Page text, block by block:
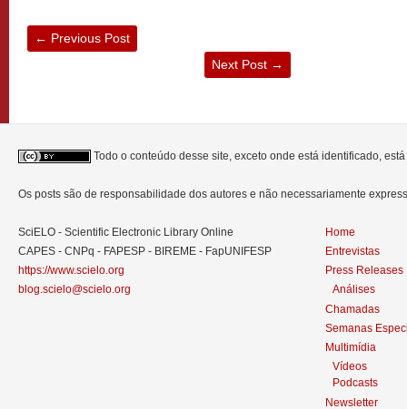
← Previous Post
Next Post →
Todo o conteúdo desse site, exceto onde está identificado,
Os posts são de responsabilidade dos autores e não necessariamente
SciELO - Scientific Electronic Library Online
CAPES - CNPq - FAPESP - BIREME - FapUNIFESP
https://www.scielo.org
blog.scielo@scielo.org
Home
Entrevistas
Press Releases
Análises
Chamadas
Semanas
Multimídia
Vídeos
Podcasts
Newsletter